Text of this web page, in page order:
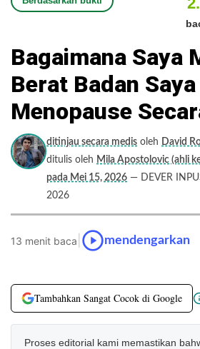
Bagaimana Saya
Berat Badan
Menopause
ditinjau secara medis oleh David
ditulis oleh Mila Apostolovic (ahli
pada Mei 15, 2026 — DEVER
2026
13 menit baca mendengarkan
Tambahkan Sangat Cocok di Google
Proses editorial kami memastikan